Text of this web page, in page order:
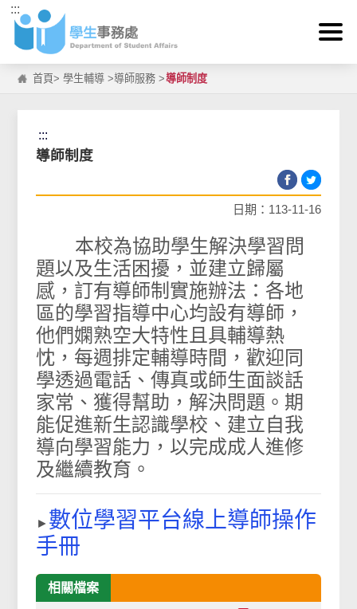
跳到主要內容區塊
:::
首頁>學生輔導 >導師服務 >導師制度
:::
導師制度
日期：113-11-16
本校為協助學生解決學習問
題以及生活困擾，並建立歸屬
感，訂有導師制實施辦法：各地
區的學習指導中心均設有導師，
他們嫻熟空大特性且具輔導熱
忱，每週排定輔導時間，歡迎同
學透過電話、傳真或師生面談話
家常、獲得幫助，解決問題。期
能促進新生認識學校、建立自我
導向學習能力，以完成成人進修
及繼續教育。
► 數位學習平台線上導師操作
手冊
相關檔案